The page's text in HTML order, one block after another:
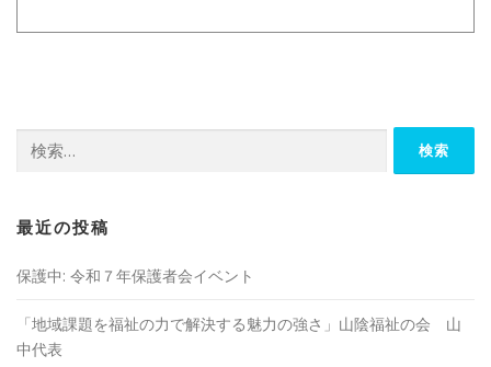
索:
最近の投稿
保護中: 令和７年保護者会イベント
「地域課題を福祉の⼒で解決する魅⼒の強さ」山陰福祉の会 山
中代表